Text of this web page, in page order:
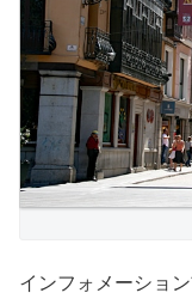
インフォメーショ